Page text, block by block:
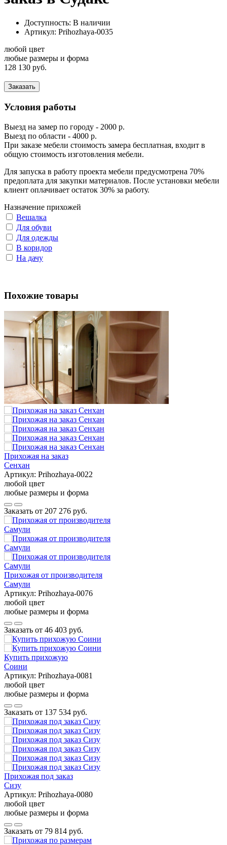
Доступность: В наличии
Артикул: Prihozhaya-0035
любой цвет
любые размеры и форма
128 130 руб.
Заказать
Условия работы
Выезд на замер по городу - 2000 р.
Выезд по области - 4000 р.
При заказе мебели стоимость замера бесплатная, входит в
общую стоимость изготовления мебели.
Для запуска в работу проекта мебели предусмотрена 70%
предоплата для закупки материалов. После установки мебели
клиент оплачивает остаток 30% за работу.
Назначение прихожей
Вешалка
Для обуви
Для одежды
В коридор
На дачу
Похожие товары
Прихожая на заказ
Сенхан
Артикул: Prihozhaya-0022
любой цвет
любые размеры и форма
Заказать от 207 276 руб.
Прихожая от производителя
Самули
Артикул: Prihozhaya-0076
любой цвет
любые размеры и форма
Заказать от 46 403 руб.
Купить прихожую
Соини
Артикул: Prihozhaya-0081
любой цвет
любые размеры и форма
Заказать от 137 534 руб.
Прихожая под заказ
Сизу
Артикул: Prihozhaya-0080
любой цвет
любые размеры и форма
Заказать от 79 814 руб.